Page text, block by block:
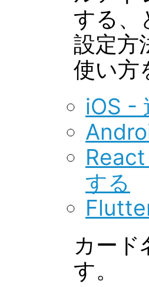
する、
設定方
使い方
iOS -
する
カード
す。